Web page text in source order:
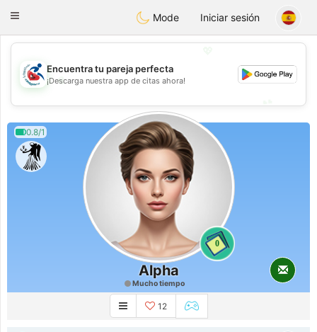
Handi Space
Toggle
Mode Iniciar sesión
💖
💕
Encuentra tu pareja perfecta
¡Descarga nuestra app de citas ahora!
0.8/1
0
Alpha
Mucho tiempo
12